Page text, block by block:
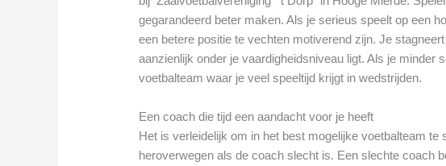
gegarandeerd beter maken. Als je serieus speelt op een
een betere positie te vechten motiverend zijn. Je
aanzienlijk onder je vaardigheidsniveau ligt. Als je minder
voetbalteam waar je veel speeltijd krijgt in wedstrijden.
Een coach die tijd een aandacht voor je heeft
Het is verleidelijk om in het best mogelijke voetbalteam te
heroverwegen als de coach slecht is. Een slechte coach